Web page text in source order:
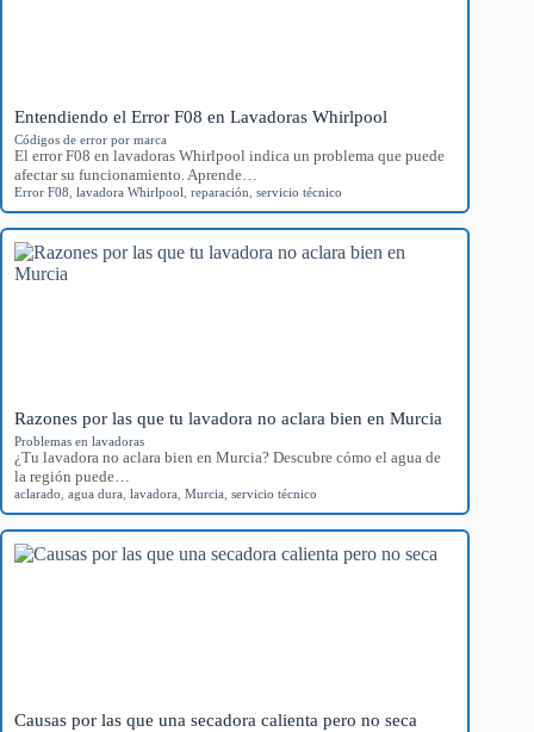
Entendiendo el Error F08 en Lavadoras Whirlpool
Códigos de error por marca
El error F08 en lavadoras Whirlpool indica un problema que puede
afectar su funcionamiento. Aprende…
Error F08 lavadora Whirlpool reparación servicio técnico
Razones por las que tu lavadora no aclara bien en Murcia
Problemas en lavadoras
¿Tu lavadora no aclara bien en Murcia? Descubre cómo el agua de
la región puede…
aclarado agua dura lavadora Murcia servicio técnico
Causas por las que una secadora calienta pero no seca